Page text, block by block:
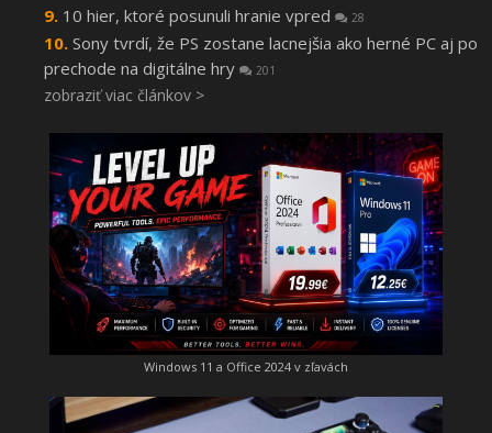
10 hier, ktoré posunuli hranie vpred 28
Sony tvrdí, že PS zostane lacnejšia ako herné PC aj po
prechode na digitálne hry
201
zobraziť viac článkov >
Windows 11 a Office 2024 v zľavách